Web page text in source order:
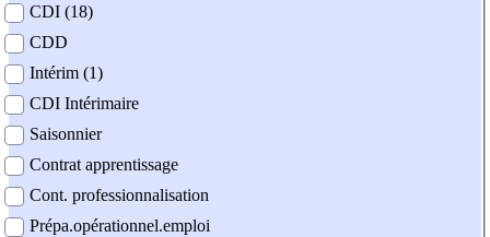
contrat
CDI (18)
CDD
Intérim (1)
CDI Intérimaire
Saisonnier
Contrat apprentissage
Cont. professionnalisation
Prépa.opérationnel.emploi